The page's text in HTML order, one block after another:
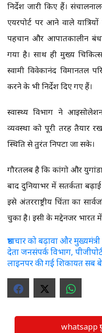
निर्देश जारी किए हैं।
एयरपोर्ट पर आने वाले
पहचान और आपातकालीन
गया है। साथ ही मुख्य
स्वामी विवेकानंद विमानतल
करने के भी निर्देश दिए गए हैं।
स्वास्थ्य विभाग ने
व्यवस्था को पूरी तरह तैयार
स्थिति से तुरंत निपटा जा सके।
गौरतलब है कि कांगो और
बाद दुनियाभर में सतर्कता
इसे अंतरराष्ट्रीय चिंता का
चुका है। इसी के मद्देनजर भारत
भ्रष्टाचार को बढ़ावा और
देता जनसंपर्क विभाग,
लाइनपर की गई शिकायत सब
whatsapp